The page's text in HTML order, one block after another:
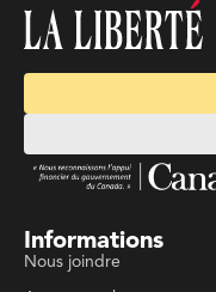
Informations
Nous joindre